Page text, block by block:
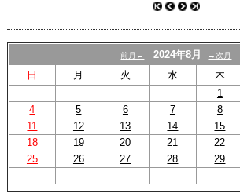
前月← 2024年8月 →次月
日 月 火 水 木
1
4
5 6 7 8
11
12 13 14 15
18
19 20 21 22
25
26 27 28 29